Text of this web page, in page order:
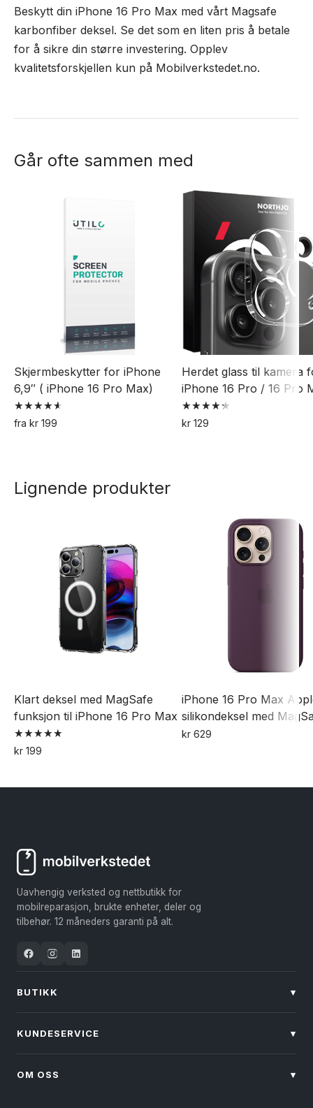
Beskytt din iPhone 16 Pro Max med vårt Magsafe
karbonfiber deksel. Se det som en liten pris å betale
for å sikre din større investering. Opplev
kvalitetsforskjellen kun på Mobilverkstedet.no.
Går ofte sammen med
Skjermbeskytter for iPhone
6,9″ ( iPhone 16 Pro Max)
Vurdert
4.67
fra kr 199
flere
produktsiden
Herdet glass til kamera
iPhone 16 Pro / 16 Pro
Vurdert
4.33
kr129
Lignende produkter
Klart deksel med MagSafe
funksjon til iPhone 16 Pro Max
Vurdert
5.00
kr 199
iPhone 16 Pro Max
silikondeksel med
kr629
har
Uavhengig verksted og nettbutikk for
mobilreparasjon, brukte enheter, deler og
tilbehør. 12 måneders garanti på alt.
BUTIKK ▾
KUNDESERVICE ▾
OM OSS ▾